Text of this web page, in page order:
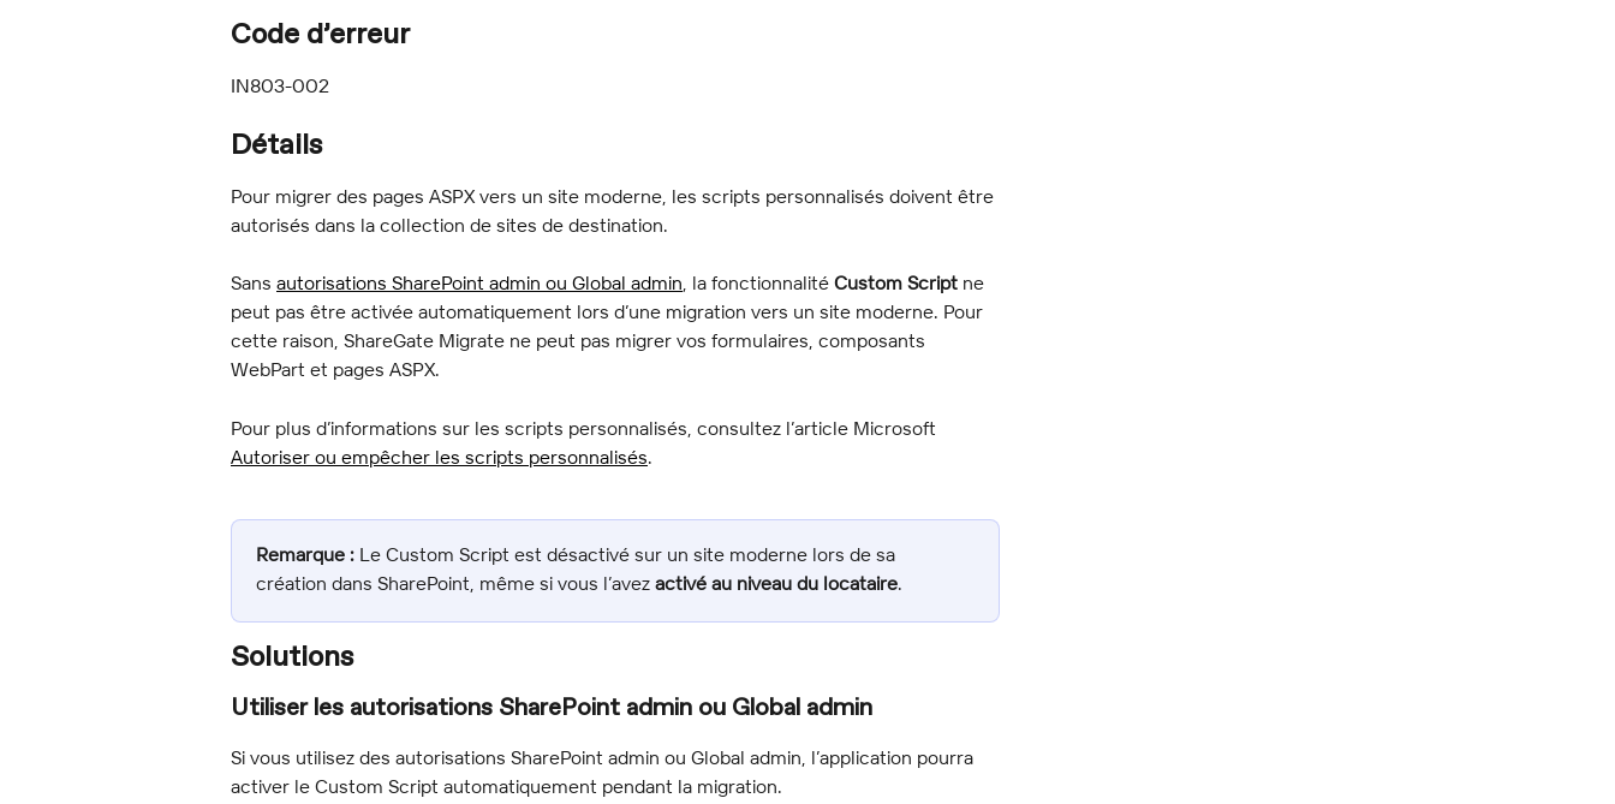
Code d’erreur
IN803-002
Détails
Pour migrer des pages ASPX vers un site moderne, les scripts personnalisés doivent être
autorisés dans la collection de sites de destination.
Sans autorisations SharePoint admin ou Global admin, la fonctionnalité Custom Script ne
peut pas être activée automatiquement lors d’une migration vers un site moderne. Pour
cette raison, ShareGate Migrate ne peut pas migrer vos formulaires, composants
WebPart et pages ASPX.
Pour plus d’informations sur les scripts personnalisés, consultez l’article Microsoft
Autoriser ou empêcher les scripts personnalisés.
Remarque : Le Custom Script est désactivé sur un site moderne lors de sa
création dans SharePoint, même si vous l’avez activé au niveau du locataire.
Solutions
Utiliser les autorisations SharePoint admin ou Global admin
Si vous utilisez des autorisations SharePoint admin ou Global admin, l’application pourra
activer le Custom Script automatiquement pendant la migration.